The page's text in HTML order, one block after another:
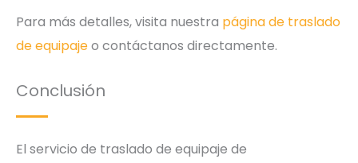
Para más detalles, visita nuestra página de traslado
de equipajeo contáctanos directamente.
Conclusión
El servicio de traslado de equipaje de